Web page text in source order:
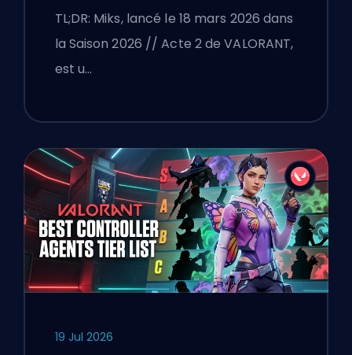
expliquées
TL;DR: Miks, lancé le 18 mars 2026 dans
la Saison 2026 // Acte 2 de VALORANT,
est u…
19 Jul 2026